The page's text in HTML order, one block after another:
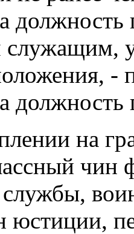
служащим,
-
на
чин
юстиции,